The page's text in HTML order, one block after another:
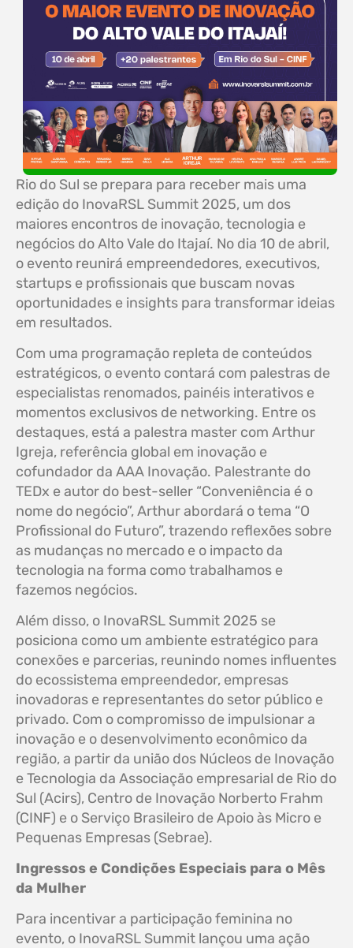
Rio do Sul se prepara para receber mais uma
edição do InovaRSL Summit 2025, um dos
maiores encontros de inovação, tecnologia e
negócios do Alto Vale do Itajaí. No dia 10 de abril,
o evento reunirá empreendedores, executivos,
startups e profissionais que buscam novas
oportunidades e insights para transformar ideias
em resultados.
Com uma programação repleta de conteúdos
estratégicos, o evento contará com palestras de
especialistas renomados, painéis interativos e
momentos exclusivos de networking. Entre os
destaques, está a palestra master com Arthur
Igreja, referência global em inovação e
cofundador da AAA Inovação. Palestrante do
TEDx e autor do best-seller “Conveniência é o
nome do negócio”, Arthur abordará o tema “O
Profissional do Futuro”, trazendo reflexões sobre
as mudanças no mercado e o impacto da
tecnologia na forma como trabalhamos e
fazemos negócios.
Além disso, o InovaRSL Summit 2025 se
posiciona como um ambiente estratégico para
conexões e parcerias, reunindo nomes influentes
do ecossistema empreendedor, empresas
inovadoras e representantes do setor público e
privado. Com o compromisso de impulsionar a
inovação e o desenvolvimento econômico da
região, a partir da união dos Núcleos de Inovação
e Tecnologia da Associação empresarial de Rio do
Sul (Acirs), Centro de Inovação Norberto Frahm
(CINF) e o Serviço Brasileiro de Apoio às Micro e
Pequenas Empresas (Sebrae).
Ingressos e Condições Especiais para o Mês
da Mulher
Para incentivar a participação feminina no
evento, o InovaRSL Summit lançou uma ação